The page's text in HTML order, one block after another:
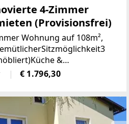
4-Zimmer
(Provisionsfrei)
Wohnung auf 108m²,
&
Steinplatte und
(neu)WC (neu)2
€ 1.796,30